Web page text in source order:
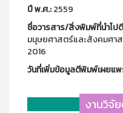
ปี พ.ศ.:2559
ชื่อวารสาร/สิ่งพิมพ์ที่นำไป
มนุษยศาสตร์และสังคมศา
2016
วันที่เพิ่มข้อมูลตีพิมพ์เผยแ
งานวิจั